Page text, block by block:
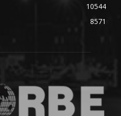
10544
8571